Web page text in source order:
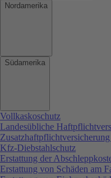
Nordamerika
Südamerika
Vollkaskoschutz
Landesübliche
Kfz-Diebstahlschutz
Erstattung der
Erstattung von Schäden am